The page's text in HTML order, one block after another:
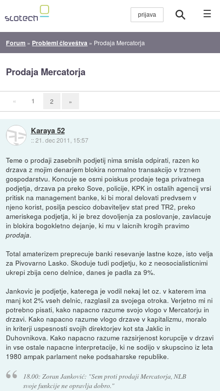
☰
Forum » Problemi človeštva » Prodaja Mercatorja
Prodaja Mercatorja
« 1 2 »
Karaya 52
::21. dec 2011, 15:57
Teme o prodaji zasebnih podjetij nima smisla odpirati, razen ko
drzava z mojim denarjem blokira normalno transakcijo v trznem
gospodarstvu. Koncuje se osmi poiskus prodaje tega privatnega
podjetja, drzava pa preko Sove, policije, KPK in ostalih agencij vrsi
pritisk na management banke, ki bi moral delovati predvsem v
njeno korist, posilja pescico dobaviteljev stat pred TR2, preko
ameriskega podjetja, ki je brez dovoljenja za poslovanje, zavlacuje
in blokira bogokletno dejanje, ki mu v laicnih krogih pravimo
prodaja.
Total amaterizem preprecuje banki resevanje lastne koze, isto velja
za Pivovarno Lasko. Skoduje tudi podjetju, ko z neosocialisticnimi
ukrepi zbija ceno delnice, danes je padla za 9%.
Jankovic je podjetje, katerega je vodil nekaj let oz. v katerem ima
manj kot 2% vseh delnic, razglasil za svojega otroka. Verjetno mi ni
potrebno pisati, kako napacno razume svojo vlogo v Mercatorju in
drzavi. Kako napacno razume vlogo drzave v kapitalizmu, moralo
in kriterji uspesnosti svojih direktorjev kot sta Jaklic in
Duhovnikova. Kako napacno razume razsirjenost korupcije v drzavi
in vse ostale napacne interpretacije, ki ne sodijo v skupscino iz leta
1980 ampak parlament neke podsaharske republike.
18.00: Zoran Janković: "Sem proti prodaji Mercatorja, NLB
svoje funkcije ne opravlja dobro."